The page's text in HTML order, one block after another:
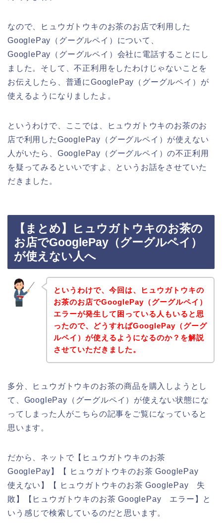
なので、ヒュウガトウキのお茶のお店で利用した
GooglePay（グーグルペイ）について、
GooglePay（グーグルペイ）会社に電話することにし
ました。そして、不正利用をしたわけじゃないことを
お伝えしたら、普通にGooglePay（グーグルペイ）が
使えるようになりましたよ。
というわけで、ここでは、ヒュウガトウキのお茶のお
店で利用したGooglePay（グーグルペイ）が使えない
人がいたら、GooglePay（グーグルペイ）の不正利用
を疑ってみるといいですよ、というお話をさせていた
だきました。
【まとめ】ヒュウガトウキのお茶の
お店でGooglePay（グーグルペイ）
が使えない人へ
というわけで、今回は、ヒュウガトウキの
お茶のお店でGooglePay（グーグルペイ）
エラーが発生して困っている人もいると思
ったので、どうすればGooglePay（グーグ
ルペイ）が使えるようになるのか？を解説
させていただきました。
多分、ヒュウガトウキのお茶の商品を購入しようとし
て、GooglePay（グーグルペイ）が使えない状態にな
ってしまった人がこちらの記事をご覧になっていると
思います。
だから、ネットで【ヒュウガトウキのお茶
GooglePay】【 ヒュウガトウキのお茶 GooglePay
使えない】【 ヒュウガトウキのお茶 GooglePay 失
敗】【ヒュウガトウキのお茶 GooglePay エラー】と
いう感じで検索しているのだと思います。